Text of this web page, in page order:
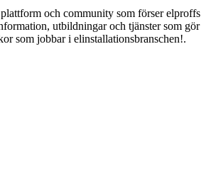
och community som förser elproffs
utbildningar och tjänster som gör
som jobbar i elinstallationsbranschen!.